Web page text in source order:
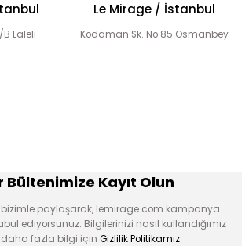
B Laleli
Le Mirage / İstanbul
Kodaman Sk. No:85 Osmanbey
Bültenimize Kayıt Olun
paylaşarak, lemirage.com kampanya
ediyorsunuz. Bilgilerinizi nasıl kullandığımız
daha fazla bilgi için Gizlilik Politikamız